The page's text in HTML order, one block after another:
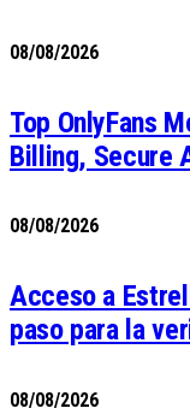
08/08/2026
Top OnlyFans
Billing, Secure
08/08/2026
Acceso a
paso para la
08/08/2026